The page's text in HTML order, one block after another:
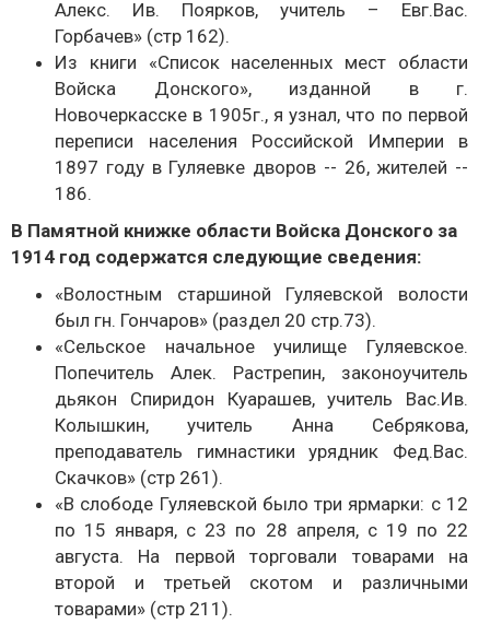
Алекс. Ив. Поярков, учитель – Евг.Вас.
Горбачев» (стр 162).
Из книги «Список населенных мест области
Войска Донского», изданной в г.
Новочеркасске в 1905г., я узнал, что по первой
переписи населения Российской Империи в
1897 году в Гуляевке дворов -- 26, жителей --
186.
В Памятной книжке области Войска Донского за
1914 год содержатся следующие сведения:
«Волостным старшиной Гуляевской волости
был гн. Гончаров» (раздел 20 стр.73).
«Сельское начальное училище Гуляевское.
Попечитель Алек. Растрепин, законоучитель
дьякон Спиридон Куарашев, учитель Вас.Ив.
Колышкин, учитель Анна Себрякова,
преподаватель гимнастики урядник Фед.Вас.
Скачков» (стр 261).
«В слободе Гуляевской было три ярмарки: с 12
по 15 января, с 23 по 28 апреля, с 19 по 22
августа. На первой торговали товарами на
второй и третьей скотом и различными
товарами» (стр 211).